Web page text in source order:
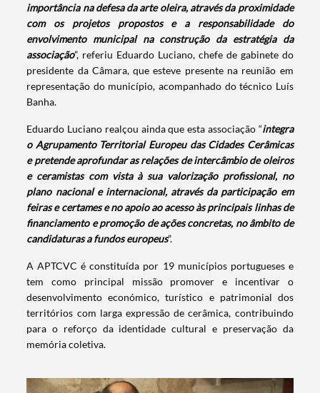
Termo de Pesquisa
importância na defesa da arte oleira, através da proximidade
com os projetos propostos e a responsabilidade do
envolvimento municipal na construção da estratégia da
associação”, referiu Eduardo Luciano, chefe de gabinete do
presidente da Câmara, que esteve presente na reunião em
representação do município, acompanhado do técnico Luís
Banha.
Eduardo Luciano realçou ainda que esta associação “integra
o Agrupamento Territorial Europeu das Cidades Cerâmicas
e pretende aprofundar as relações de intercâmbio de oleiros
e ceramistas com vista à sua valorização profissional, no
plano nacional e internacional, através da participação em
feiras e certames e no apoio ao acesso às principais linhas de
financiamento e promoção de ações concretas, no âmbito de
candidaturas a fundos europeus”.
A APTCVC é constituída por 19 municípios portugueses e
tem como principal missão promover e incentivar o
desenvolvimento económico, turístico e patrimonial dos
territórios com larga expressão de cerâmica, contribuindo
para o reforço da identidade cultural e preservação da
memória coletiva.